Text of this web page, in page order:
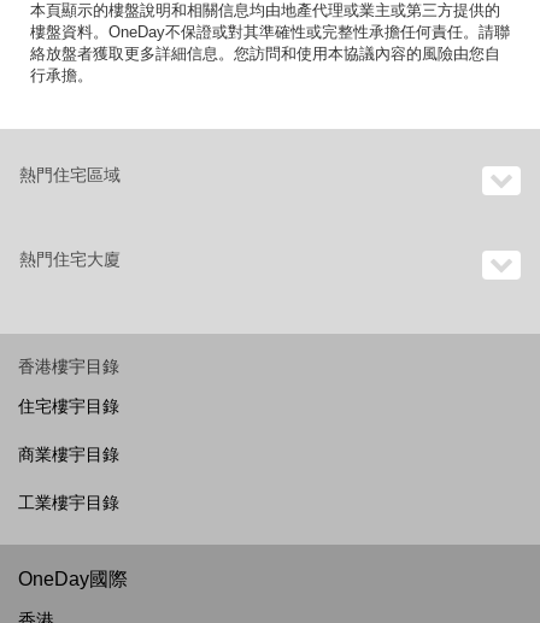
本頁顯示的樓盤說明和相關信息均由地產代理或業主或第三方提供的
樓盤資料。OneDay不保證或對其準確性或完整性承擔任何責任。請聯
絡放盤者獲取更多詳細信息。您訪問和使用本協議內容的風險由您自
行承擔。
熱門住宅區域
熱門住宅大廈
香港樓宇目錄
住宅樓宇目錄
商業樓宇目錄
工業樓宇目錄
OneDay國際